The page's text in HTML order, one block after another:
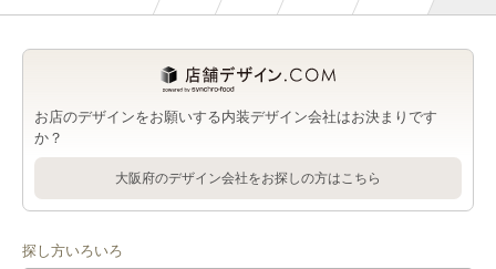
お店のデザインをお願いする内装デザイン会社はお決まりです
か？
大阪府のデザイン会社をお探しの方はこちら
探し方いろいろ